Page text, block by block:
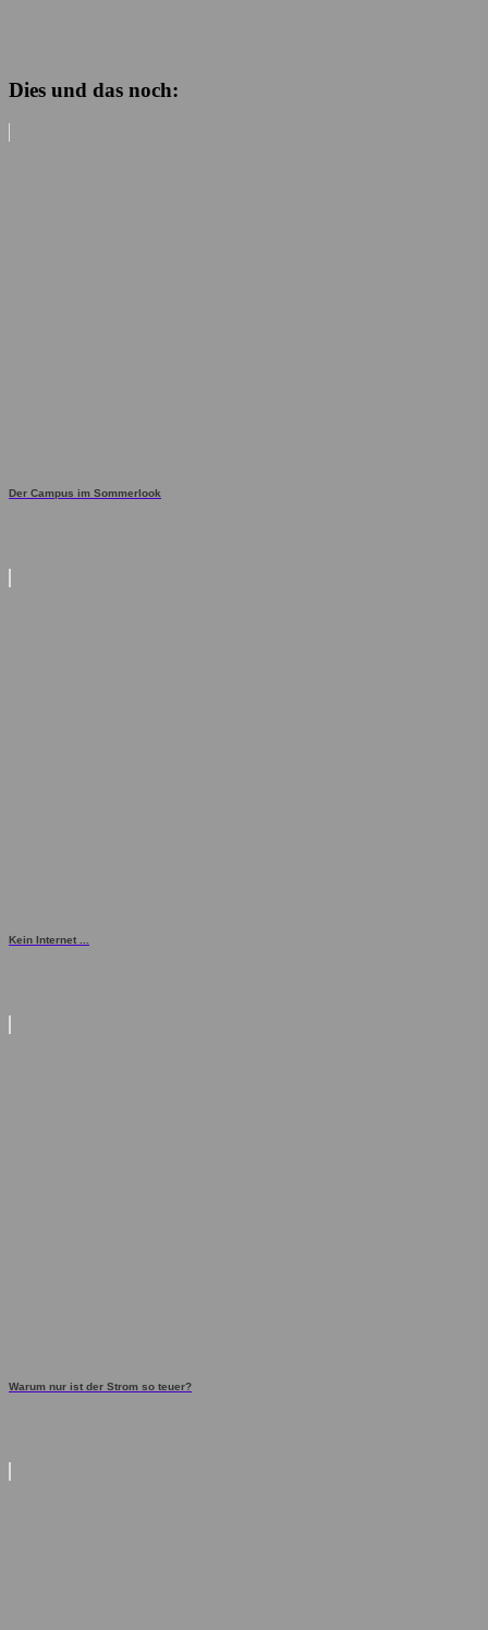
Dies und das noch:
Der Campus im Sommerlook
Kein Internet ...
Warum nur ist der Strom so teuer?